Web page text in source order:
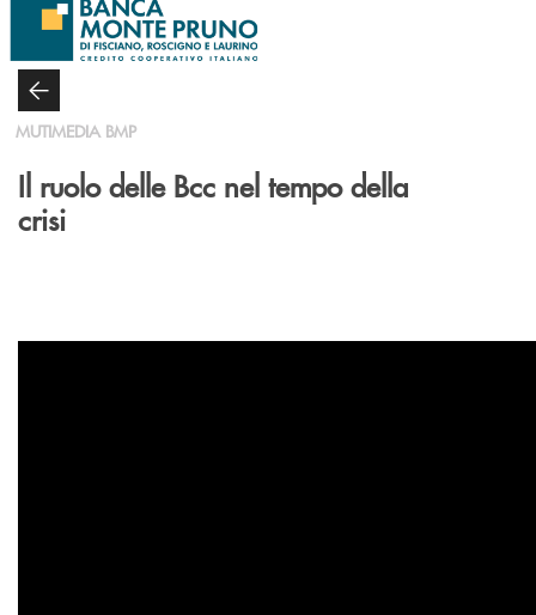
Salta al contenuto principale
MUTIMEDIA BMP
Il ruolo delle Bcc nel tempo della
crisi